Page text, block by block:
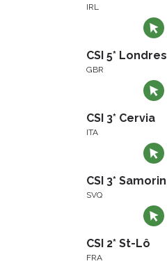
IRL
CSI 5* Londres
GBR
CSI 3* Cervia
ITA
CSI 3* Samorin
SVQ
CSI 2* St-Lô
FRA